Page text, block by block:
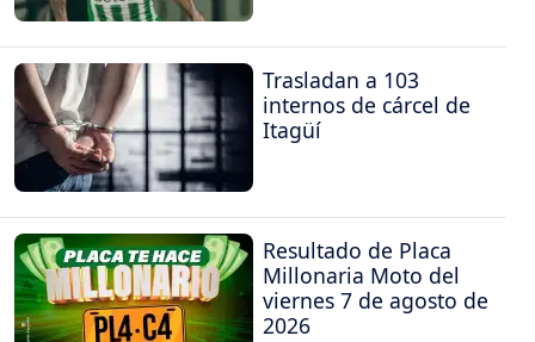
Trasladan a 103
internos de cárcel de
Itagüí
Resultado de Placa
Millonaria Moto del
viernes 7 de agosto de
2026